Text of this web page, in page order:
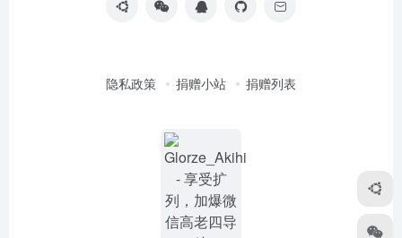
隐私政策 捐赠小站 捐赠列表